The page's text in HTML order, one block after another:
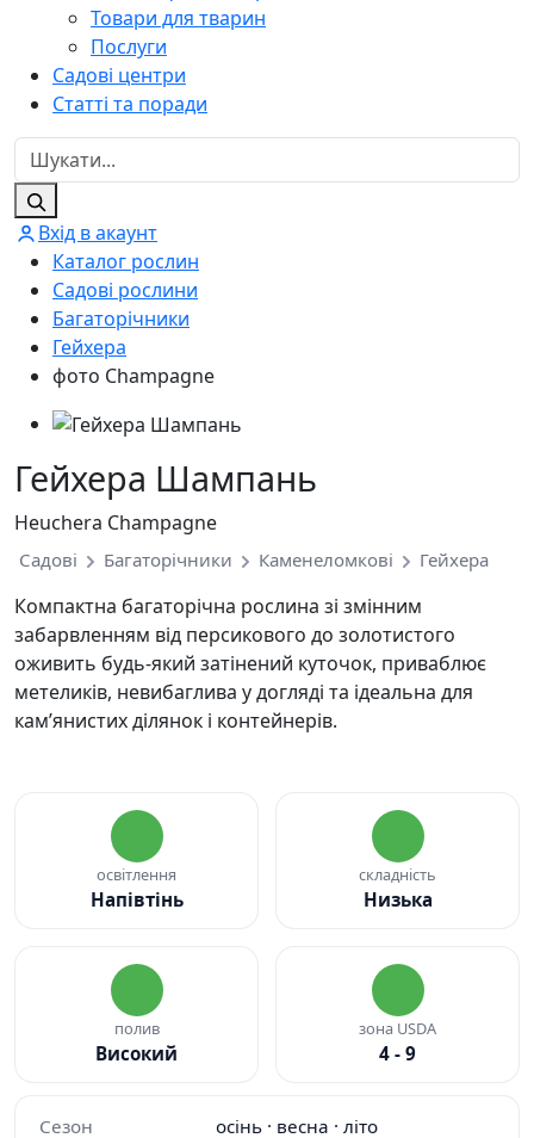
Товари для тварин
Послуги
Садові центри
Статті та поради
Вхід в акаунт
Каталог рослин
Садові рослини
Багаторічники
Гейхера
фото Champagne
Гейхера Шампань
Heuchera Champagne
Садові Багаторічники Каменеломкові Гейхера
Компактна багаторічна рослина зі змінним
забарвленням від персикового до золотистого
оживить будь-який затінений куточок, приваблює
метеликів, невибаглива у догляді та ідеальна для
кам’янистих ділянок і контейнерів.
освітлення
Напівтінь
складність
Низька
полив
Високий
зона USDA
4 - 9
Сезон
осінь · весна · літо